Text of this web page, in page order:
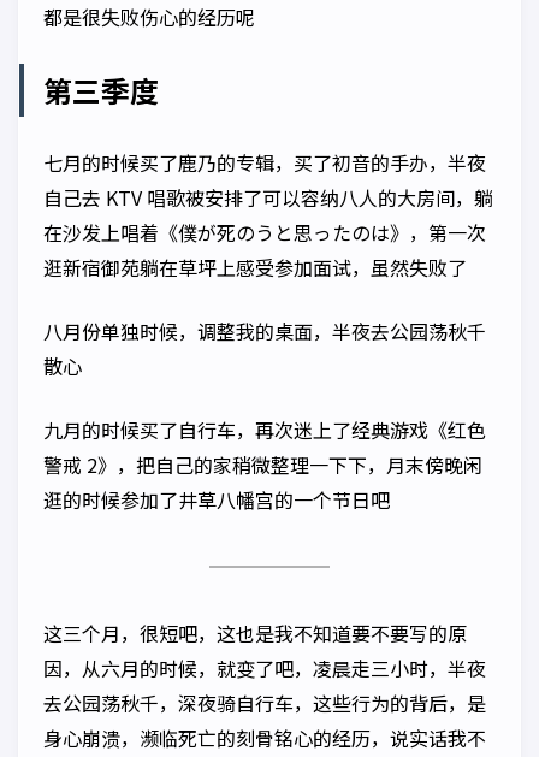
都是很失败伤心的经历呢
第三季度
七月的时候买了鹿乃的专辑，买了初音的手办，半夜
自己去 KTV 唱歌被安排了可以容纳八人的大房间，躺
在沙发上唱着《僕が死のうと思ったのは》，第一次
逛新宿御苑躺在草坪上感受参加面试，虽然失败了
八月份单独时候，调整我的桌面，半夜去公园荡秋千
散心
九月的时候买了自行车，再次迷上了经典游戏《红色
警戒 2》，把自己的家稍微整理一下下，月末傍晚闲
逛的时候参加了井草八幡宫的一个节日吧
这三个月，很短吧，这也是我不知道要不要写的原
因，从六月的时候，就变了吧，凌晨走三小时，半夜
去公园荡秋千，深夜骑自行车，这些行为的背后，是
身心崩溃，濒临死亡的刻骨铭心的经历，说实话我不